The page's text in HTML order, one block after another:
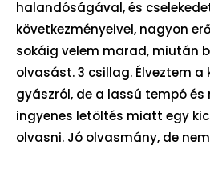
halandóságával, és
következményeivel, nagyon
sokáig velem marad, miután
olvasást. 3 csillag. Élveztem
gyászról, de a lassú tempó és
ingyenes letöltés miatt egy
olvasni. Jó olvasmány, de